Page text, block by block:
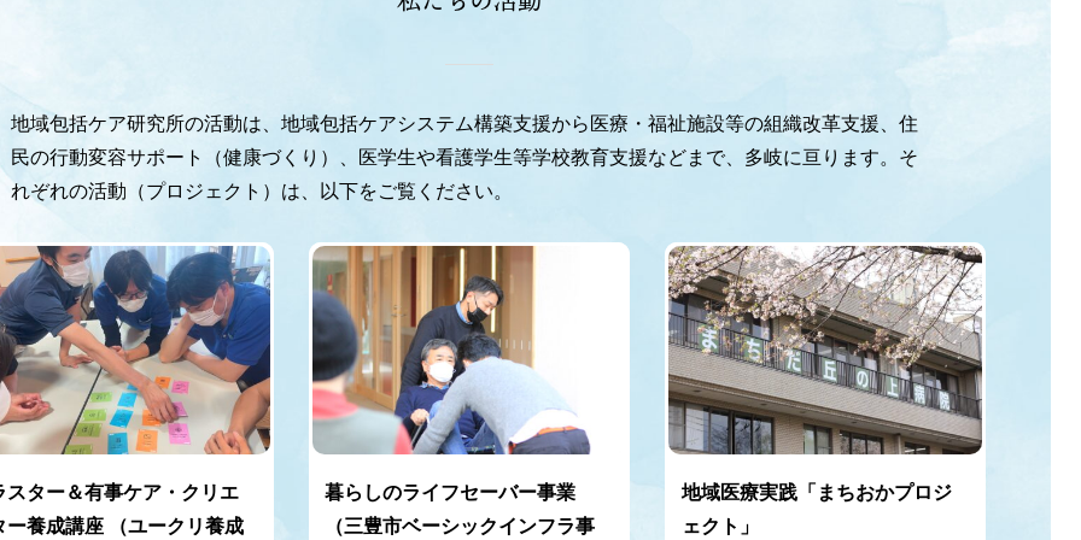
地域包括ケア研究所の活動は、地域包括ケアシステム構築支援から医療・福祉施設等の組織改革支援、住
民の行動変容サポート（健康づくり）、医学生や看護学生等学校教育支援などまで、多岐に亘ります。そ
れぞれの活動（プロジェクト）は、以下をご覧ください。
スター＆有事ケア・クリエ
ー養成講座 （ユークリ養成
暮らしのライフセーバー事業
（三豊市ベーシックインフラ事
地域医療実践「まちおかプロジ
ェクト」